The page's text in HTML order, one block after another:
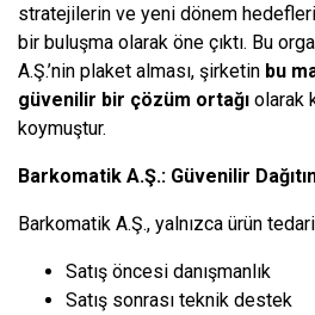
stratejilerin ve yeni dönem
bir buluşma olarak öne çıktı. Bu
A.Ş.’nin plaket alması, şirketin bu
güvenilir bir çözüm ortağı olarak
koymuştur.
Barkomatik A.Ş.: Güvenilir
Barkomatik A.Ş., yalnızca ürün
Satış öncesi danışmanlık
Satış sonrası teknik destek